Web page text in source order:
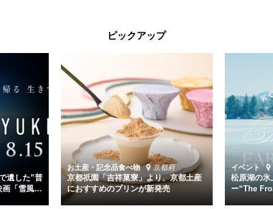
くの仲間の命を救い帰還させ、戦後まで生き抜き「幸運艦」と呼ばれ
主演は「雪風」の艦長・寺澤一利を演じる竹野内豊。先任伍長・早瀬
幸平を玉木宏が演じるほか、奥平大兼、田中麗奈、石丸幹二、益岡徹
など実力派俳優が共演。そして戦艦大和と運命を共にした帝国海軍・
第二艦隊司令長官、伊藤整一を中井貴一が圧倒的な存在感で演じ切
る。
時代が再び、分断と暴力に揺れる現代。本作は「同じ過ちを繰り返す
道を歩んではいないか」と、彼らが命をかけて守りたいと願っ
た”今”を生きる私達に問いかける。戦後80年、戦争の記憶が薄れゆく
今だからこそ、尊い平和の価値を未来に繋ぐ作品『雪風 YUKIKAZE』
を多くの方にご覧いただきたい。
ピックアップ
遺した”普
画「雪風
お土産・記念品食べ物 京都府
京都祇園「吉祥菓寮」より、京都土産
におすすめのプリンが新発売
イベント
松原湖の氷
ー“The